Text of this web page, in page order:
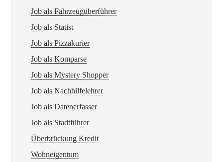
Job als Fahrzeugüberführer
Job als Statist
Job als Pizzakurier
Job als Komparse
Job als Mystery Shopper
Job als Nachhilfelehrer
Job als Datenerfasser
Job als Stadtführer
Überbrückung Kredit
Wohneigentum